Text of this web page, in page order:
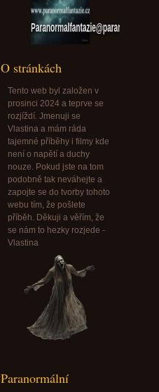
Paranormalfantazie@paranormalfantazie.cz
O stránkách
Tento web byl založen v
prosinci 2024 a teprve se
rozjíždí. Jmenuji se
Vlastina a mám ráda
tajemné příběhy i filmy kde
není o napětí a duchy
nouze. Pokud jste na tom
podobně tak neváhejte a
zapojte se do tvorby tohoto
webu tím, že pošlete
příběh. Děkuji a věřím, že
se nám to hezky rozjede -
Vlastina
Paranormální